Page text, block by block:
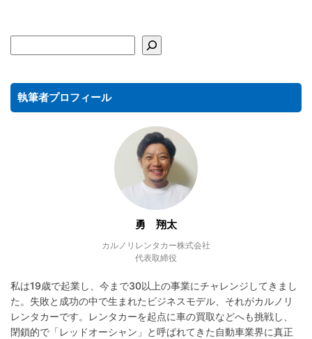
執筆者プロフィール
勇 翔太
カルノリレンタカー株式会社
代表取締役
私は19歳で起業し、今まで30以上の事業にチャレンジしてきまし
た。失敗と成功の中で生まれたビジネスモデル、それがカルノリ
レンタカーです。レンタカーを起点に車の買取などへも挑戦し、
閉鎖的で「レッドオーシャン」と呼ばれてきた自動車業界に真正